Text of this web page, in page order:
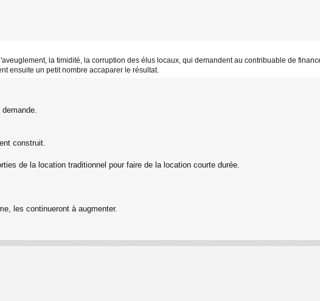
la timidité, la corruption des élus locaux, qui demandent au contribuable de
ensuite un petit nombre accaparer le résultat.
construit.
de la location traditionnel pour faire de la location courte durée.
les continueront à augmenter.